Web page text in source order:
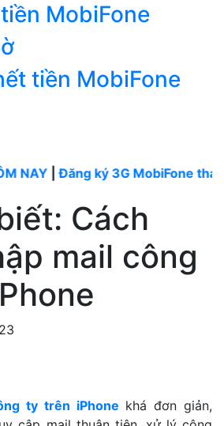
MobiFone
tiền MobiFone
Đăng ký 3G MobiFone tháng----
Cách
mail công
ty trên iPhone khá đơn giản,